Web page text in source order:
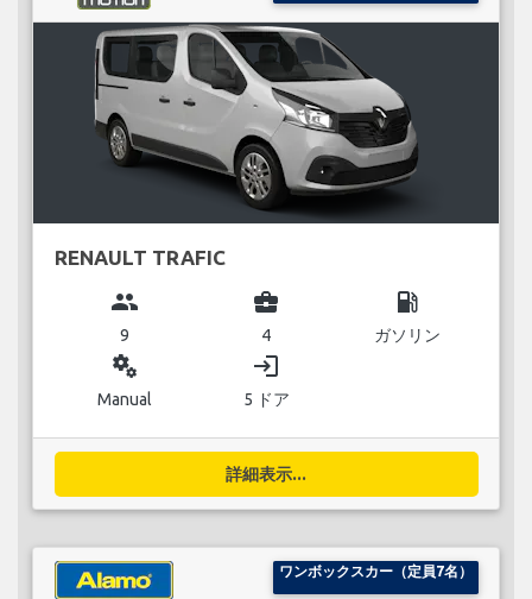
RENAULT TRAFIC
group
9
business_center
4
local_gas_station
ガソリン
miscellaneous_services
Manual
login
5 ドア
詳細表示...
ワンボックスカー（定員7名）